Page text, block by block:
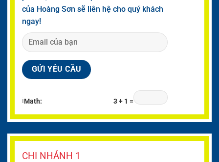
của Hoàng Sơn sẽ liên hệ cho quý khách
ngay!
ℹMath: 3 + 1 =
CHI NHÁNH 1